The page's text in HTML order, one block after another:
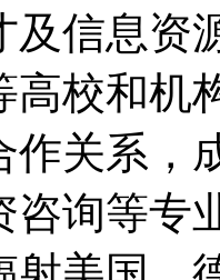
及信息资
高校和机
作关系，
咨询等专